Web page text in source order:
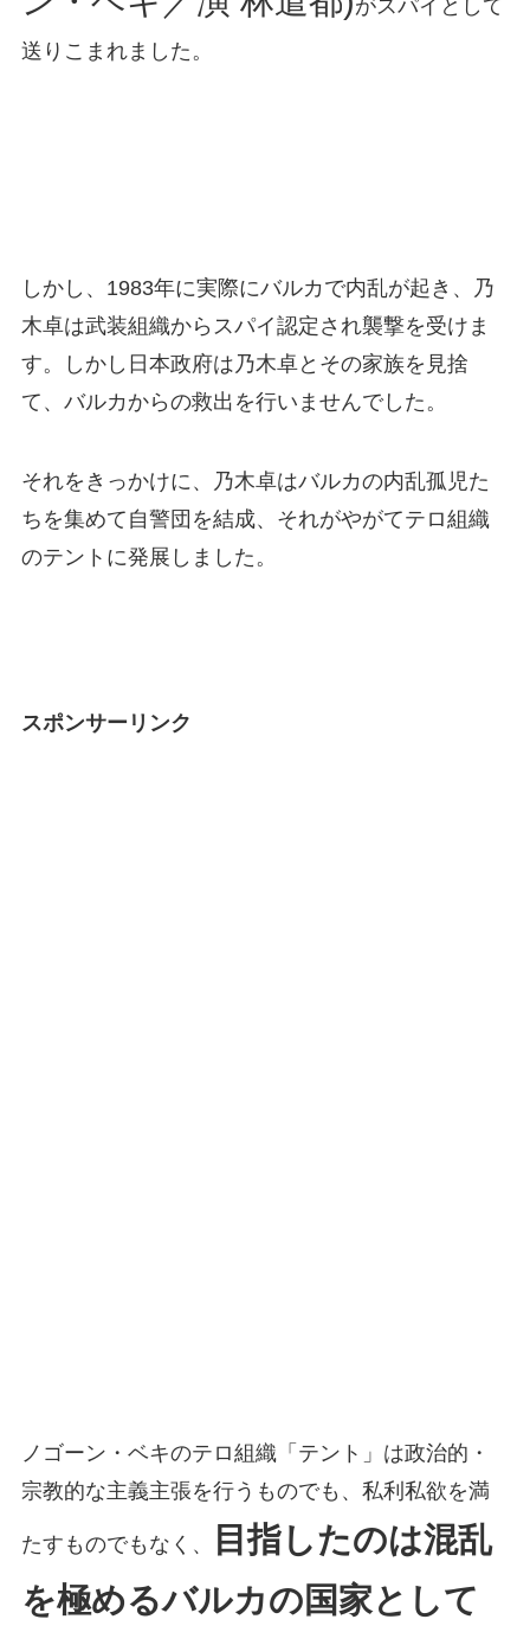
がスパイとして
送りこまれました。
しかし、1983年に実際にバルカで内乱が起き、乃
木卓は武装組織からスパイ認定され襲撃を受けま
す。しかし日本政府は乃木卓とその家族を見捨
て、バルカからの救出を行いませんでした。
それをきっかけに、乃木卓はバルカの内乱孤児た
ちを集めて自警団を結成、それがやがてテロ組織
のテントに発展しました。
スポンサーリンク
ノゴーン・ベキのテロ組織「テント」は政治的・
宗教的な主義主張を行うものでも、私利私欲を満
たすものでもなく、
目指したのは混乱
を極めるバルカの国家として